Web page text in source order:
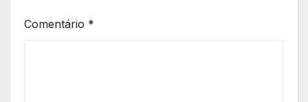
Comentário *